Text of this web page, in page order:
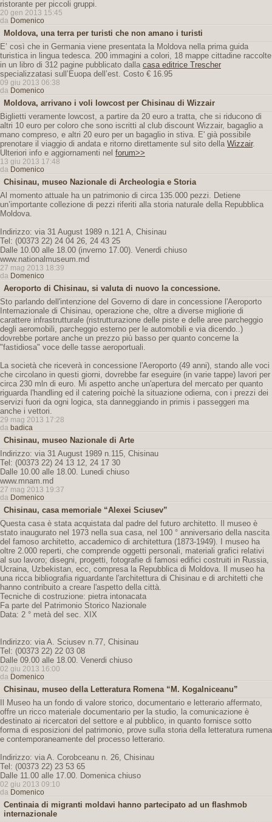
ristorante per piccoli gruppi.
20 gen 2013 15:45
da Domenico
Moldova, una terra per turisti che non amano i turisti
E’ così che in Germania viene presentata la Moldova nella prima guida
turistica in lingua tedesca. 200 immagini a colori, 18 mappe cittadine raccolte
in un libro di 312 pagine pubblicato dalla casa editrice Trescher
specializzatasi sull’Euopa dell’est. Costo € 16.95
09 giu 2013 06:38
da Domenico
Moldova, arrivano i voli lowcost per Chisinau di Wizzair
Biglietti veramente lowcost, a partire da 20 euro a tratta, che si riducono di
altri 10 euro per coloro che sono iscritti al club discount Wizzair, bagaglio a
mano compreso, e altri 20 euro per un bagaglio in stiva. E' già possibile
prenotare il viaggio di andata e ritorno direttamente sul sito della Wizzair.
Ulteriori info e aggiornamenti nel forum>>
13 giu 2013 17:48
da Domenico
Chisinau, museo Nazionale di Archeologia e Storia
Al momento attuale ha un patrimonio di circa 135.000 pezzi. Detiene
un’importante collezione di pezzi riferiti alla storia naturale della Repubblica
Moldova.
Indirizzo: via 31 August 1989 n.121 A, Chisinau
Tel: (00373 22) 24 04 26, 24 43 25
Dalle 10.00 alle 18.00 (inverno 17.00). Venerdi chiuso
www.nationalmuseum.md
27 mag 2013 18:39
da Domenico
Aeroporto di Chisinau, si valuta di nuovo la concessione.
Sto parlando dell'intenzione del Governo di dare in concessione l'Aeroporto
Internazionale di Chisinau, operazione che, oltre a diverse migliorie di
carattere infrastrutturale (ristrutturazione delle piste e delle aree parcheggio
degli aeromobili, parcheggio esterno per le automobili e via dicendo..)
dovrebbe portare anche un prezzo più basso per quanto concerne la
"fastidiosa" voce delle tasse aeroportuali.
La società che riceverà in concessione l'Aeroporto (49 anni), stando alle voci
che circolano in questi giorni, dovrebbe far eseguire (in varie tappe) lavori per
circa 230 mln di euro. Mi aspetto anche un'apertura del mercato per quanto
riguarda l'handling ed il catering poichè la situazione odierna, con i prezzi dei
servizi fuori da ogni logica, sta danneggiando in primis i passeggeri ma
anche i vettori.
29 mag 2013 17:28
da badica
Chisinau, museo Nazionale di Arte
Indirizzo: via 31 August 1989 n.115, Chisinau
Tel: (00373 22) 24 13 12, 24 17 30
Dalle 10.00 alle 18.00. Lunedi chiuso
www.mnam.md
27 mag 2013 19:37
da Domenico
Chisinau, casa memoriale “Alexei Sciusev”
Questa casa è stata acquistata dal padre del futuro architetto. Il museo è
stato inaugurato nel 1973 nella sua casa, nel 100 ° anniversario della nascita
del famoso architetto, accademico di architettura (1873-1949). I museo ha
oltre 2.000 reperti, che comprende oggetti personali, materiali grafici relativi
al suo lavoro; disegni, progetti, fotografie di famosi edifici costruiti in Russia,
Ucraina, Uzbekistan, ecc, compresa la Repubblica di Moldova. Il museo ha
una ricca bibliografia riguardante l'architettura di Chisinau e di architetti che
hanno contribuito a creare l'aspetto della città.
Tecniche di costruzione: pietra intonacata
Fa parte del Patrimonio Storico Nazionale
Data: 2 ° metà del sec. XIX
Indirizzo: via A. Sciusev n.77, Chisinau
Tel: (00373 22) 22 03 08
Dalle 09.00 alle 18.00. Venerdi chiuso
02 giu 2013 16:00
da Domenico
Chisinau, museo della Letteratura Romena “M. Kogalniceanu”
Il Museo ha un fondo di valore storico, documentario e letterario affermato,
offre un ricco materiale documentario per la studio, la comunicazione è
destinato ai ricercatori del settore e al pubblico, in quanto fornisce sotto
forma di esposizioni del patrimonio, prove sulla storia della letteratura rumena
e contemporaneamente del processo letterario.
Indirizzo: via A. Corobceanu n. 26, Chisinau
Tel: (00373 22) 23 53 65
Dalle 11.00 alle 17.00. Domenica chiuso
02 giu 2013 09:10
da Domenico
Centinaia di migranti moldavi hanno partecipato ad un flashmob
internazionale